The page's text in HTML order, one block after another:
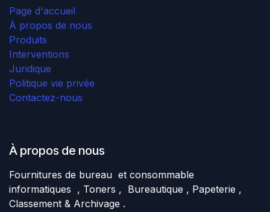
Page d'accueil
À propos de nous
Produits
Interventions
Juridique
Politique vie privée
Contactez-nous
À propos de nous
Fournitures de bureau et consommable
informatiques , Toners , Bureautique , Papeterie ,
Classement & Archivage .